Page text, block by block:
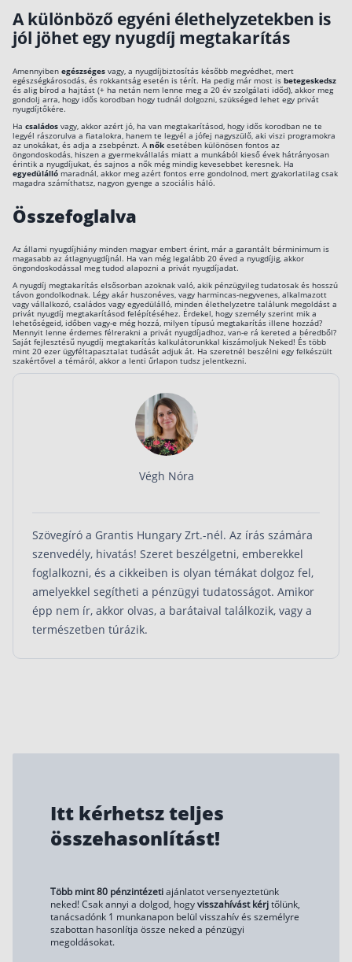
A különböző egyéni élethelyzetekben is
jól jöhet egy nyugdíj megtakarítás
Amennyiben egészséges vagy, a nyugdíjbiztosítás később megvédhet, mert
egészségkárosodás, és rokkantság esetén is térít. Ha pedig már most is betegeskedsz
és alig bírod a hajtást (+ ha netán nem lenne meg a 20 év szolgálati időd), akkor meg
gondolj arra, hogy idős korodban hogy tudnál dolgozni, szükséged lehet egy privát
nyugdíjtőkére.
Ha családos vagy, akkor azért jó, ha van megtakarításod, hogy idős korodban ne te
legyél rászorulva a fiatalokra, hanem te legyél a jófej nagyszülő, aki viszi programokra
az unokákat, és adja a zsebpénzt. Anők esetében különösen fontos az
öngondoskodás, hiszen a gyermekvállalás miatt a munkából kieső évek hátrányosan
érintik a nyugdíjukat, és sajnos a nők még mindig kevesebbet keresnek. Ha
egyedülálló maradnál, akkor meg azért fontos erre gondolnod, mert gyakorlatilag csak
magadra számíthatsz, nagyon gyenge a szociális háló.
Összefoglalva
Az állami nyugdíjhiány minden magyar embert érint, már a garantált bérminimum is
magasabb az átlagnyugdíjnál. Ha van még legalább 20 éved a nyugdíjig, akkor
öngondoskodással meg tudod alapozni a privát nyugdíjadat.
A nyugdíj megtakarítás elsősorban azoknak való, akik pénzügyileg tudatosak és hosszú
távon gondolkodnak. Légy akár huszonéves, vagy harmincas-negyvenes, alkalmazott
vagy vállalkozó, családos vagy egyedülálló, minden élethelyzetre találunk megoldást a
privát nyugdíj megtakarításod felépítéséhez. Érdekel, hogy személy szerint mik a
lehetőségeid, időben vagy-e még hozzá, milyen típusú megtakarítás illene hozzád?
Mennyit lenne érdemes félrerakni a privát nyugdíjadhoz, van-e rá kereted a béredből?
Saját fejlesztésű nyugdíj megtakarítás kalkulátorunkkal kiszámoljuk Neked! És több
mint 20 ezer ügyféltapasztalat tudását adjuk át. Ha szeretnél beszélni egy felkészült
szakértővel a témáról, akkor a lenti űrlapon tudsz jelentkezni.
Végh Nóra
Szövegíró a Grantis Hungary Zrt.-nél. Az írás számára
szenvedély, hivatás! Szeret beszélgetni, emberekkel
foglalkozni, és a cikkeiben is olyan témákat dolgoz fel,
amelyekkel segítheti a pénzügyi tudatosságot. Amikor
épp nem ír, akkor olvas, a barátaival találkozik, vagy a
természetben túrázik.
Itt kérhetsz teljes
összehasonlítást!
Több mint 80 pénzintézetiajánlatot versenyeztetünk
neked! Csak annyi a dolgod, hogyvisszahívást kérjtőlünk,
tanácsadónk 1 munkanapon belül visszahív és személyre
szabottan hasonlítja össze neked a pénzügyi
megoldásokat.